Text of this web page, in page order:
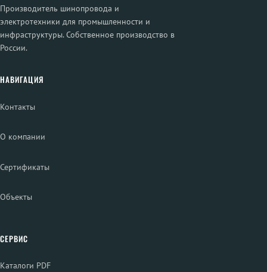
Производитель шинопровода и
электротехники для промышленности и
инфраструктуры. Собственное производство в
России.
НАВИГАЦИЯ
Контакты
О компании
Сертификаты
Объекты
СЕРВИС
Каталоги PDF